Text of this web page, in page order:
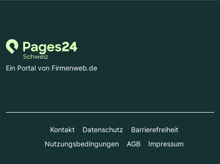
Ein Portal von Firmenweb.de
Kontakt Datenschutz
Barrierefreiheit
Nutzungsbedingungen
AGB Impressum